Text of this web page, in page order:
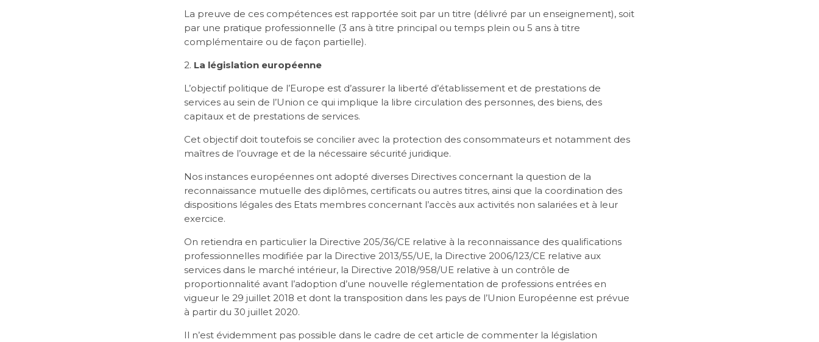
La preuve de ces compétences est rapportée soit par un titre (délivré par un enseignement), soit
par une pratique professionnelle (3 ans à titre principal ou temps plein ou 5 ans à titre
complémentaire ou de façon partielle).
2. La législation européenne
L’objectif politique de l’Europe est d’assurer la liberté d’établissement et de prestations de
services au sein de l’Union ce qui implique la libre circulation des personnes, des biens, des
capitaux et de prestations de services.
Cet objectif doit toutefois se concilier avec la protection des consommateurs et notamment des
maîtres de l’ouvrage et de la nécessaire sécurité juridique.
Nos instances européennes ont adopté diverses Directives concernant la question de la
reconnaissance mutuelle des diplômes, certificats ou autres titres, ainsi que la coordination des
dispositions légales des Etats membres concernant l’accès aux activités non salariées et à leur
exercice.
On retiendra en particulier la Directive 205/36/CE relative à la reconnaissance des qualifications
professionnelles modifiée par la Directive 2013/55/UE, la Directive 2006/123/CE relative aux
services dans le marché intérieur, la Directive 2018/958/UE relative à un contrôle de
proportionnalité avant l’adoption d’une nouvelle réglementation de professions entrées en
vigueur le 29 juillet 2018 et dont la transposition dans les pays de l’Union Européenne est prévue
à partir du 30 juillet 2020.
Il n’est évidemment pas possible dans le cadre de cet article de commenter la législation